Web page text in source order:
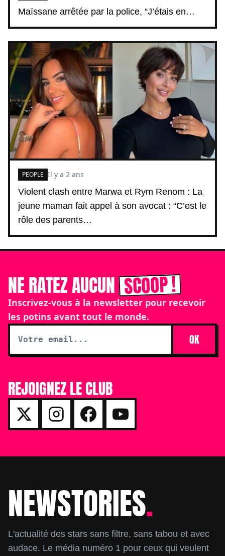
Maïssane arrêtée par la police, “J’étais en…
Violent clash entre Marwa et Rym Renom : La
jeune maman fait appel à son avocat : “C’est le
rôle des parents…
PEOPLE Il y a 2 ans
NE RATEZ AUCUNSCOOP !
Inscrivez-vous à la newsletter pour recevoir
les potins avant tout le monde.
OK
REJOIGNEZ LE CLUB
Footer
NEWSTORIES.
L'actualité des stars sans filtre, sans tabou et avec
audace. Le média numéro 1 pour ceux qui veulent